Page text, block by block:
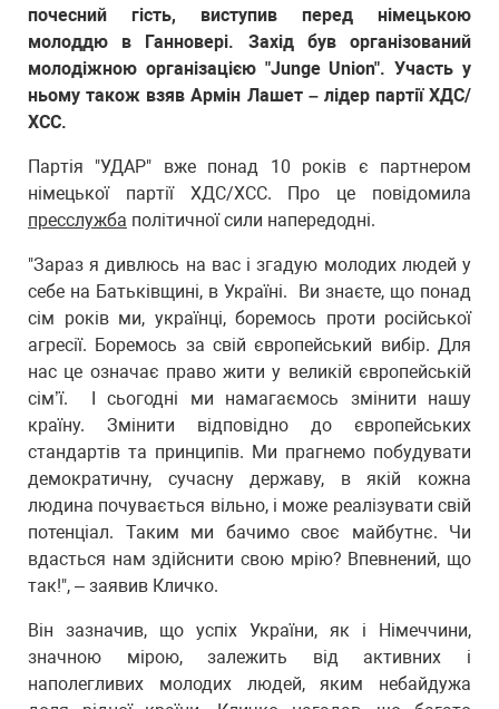
почесний гість, виступив перед німецькою
молоддю в Ганновері. Захід був організований
молодіжною організацією "Junge Union". Участь у
ньому також взяв Армін Лашет – лідер партії ХДС/
ХСС.
Партія "УДАР" вже понад 10 років є партнером
німецької партії ХДС/ХСС. Про це повідомила
пресслужба політичної сили напередодні.
"Зараз я дивлюсь на вас і згадую молодих людей у
себе на Батьківщині, в Україні. Ви знаєте, що понад
сім років ми, українці, боремось проти російської
агресії. Боремось за свій європейський вибір. Для
нас це означає право жити у великій європейській
сім’ї. І сьогодні ми намагаємось змінити нашу
країну. Змінити відповідно до європейських
стандартів та принципів. Ми прагнемо побудувати
демократичну, сучасну державу, в якій кожна
людина почувається вільно, і може реалізувати свій
потенціал. Таким ми бачимо своє майбутнє. Чи
вдасться нам здійснити свою мрію? Впевнений, що
так!", – заявив Кличко.
Він зазначив, що успіх України, як і Німеччини,
значною мірою, залежить від активних і
наполегливих молодих людей, яким небайдужа